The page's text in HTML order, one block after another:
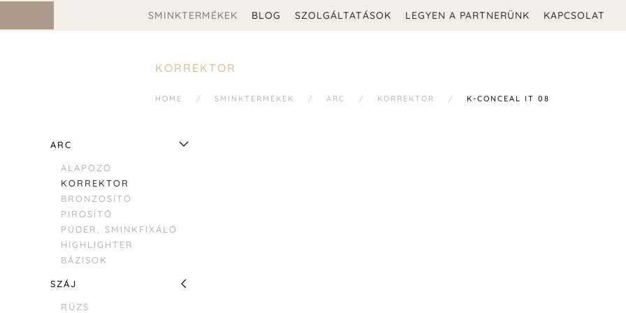
SMINKTERMÉKEK BLOG SZOLGÁLTATÁSOK LEGYEN A PARTNERÜNK KAPCSOLAT
KORREKTOR
HOME SMINKTERMÉKEK ARC KORREKTOR K-CONCEAL IT 08
ARC
ALAPOZÓ
KORREKTOR
BRONZOSÍTÓ
PIROSÍTÓ
PÚDER, SMINKFIXÁLÓ
HIGHLIGHTER
BÁZISOK
SZÁJ
RÚZS